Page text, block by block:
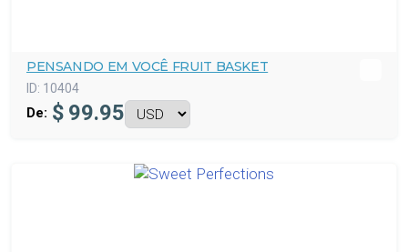
PENSANDO EM VOCÊ FRUIT BASKET
ID: 10404
De: $ 99.95